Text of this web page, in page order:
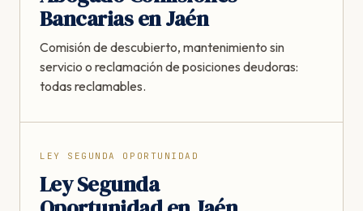
Bancarias en Jaén
Comisión de descubierto, mantenimiento sin
servicio o reclamación de posiciones deudoras:
todas reclamables.
LEY SEGUNDA OPORTUNIDAD
Ley Segunda